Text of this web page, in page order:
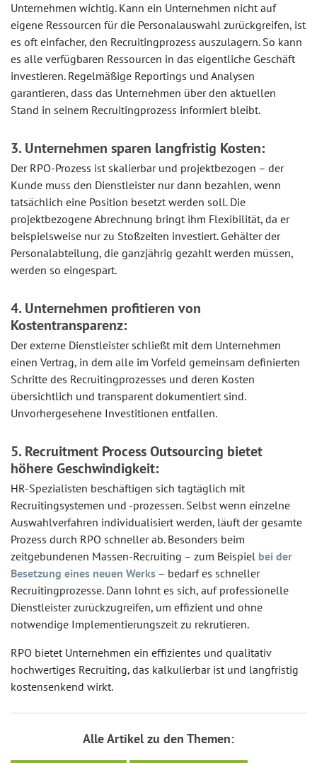
Unternehmen wichtig. Kann ein Unternehmen nicht auf
eigene Ressourcen für die Personalauswahl zurückgreifen, ist
es oft einfacher, den Recruitingprozess auszulagern. So kann
es alle verfügbaren Ressourcen in das eigentliche Geschäft
investieren. Regelmäßige Reportings und Analysen
garantieren, dass das Unternehmen über den aktuellen
Stand in seinem Recruitingprozess informiert bleibt.
3. Unternehmen sparen langfristig Kosten:
Der RPO-Prozess ist skalierbar und projektbezogen – der
Kunde muss den Dienstleister nur dann bezahlen, wenn
tatsächlich eine Position besetzt werden soll. Die
projektbezogene Abrechnung bringt ihm Flexibilität, da er
beispielsweise nur zu Stoßzeiten investiert. Gehälter der
Personalabteilung, die ganzjährig gezahlt werden müssen,
werden so eingespart.
4. Unternehmen profitieren von
Kostentransparenz:
Der externe Dienstleister schließt mit dem Unternehmen
einen Vertrag, in dem alle im Vorfeld gemeinsam definierten
Schritte des Recruitingprozesses und deren Kosten
übersichtlich und transparent dokumentiert sind.
Unvorhergesehene Investitionen entfallen.
5. Recruitment Process Outsourcing bietet
höhere Geschwindigkeit:
HR-Spezialisten beschäftigen sich tagtäglich mit
Recruitingsystemen und -prozessen. Selbst wenn einzelne
Auswahlverfahren individualisiert werden, läuft der gesamte
Prozess durch RPO schneller ab. Besonders beim
zeitgebundenen Massen-Recruiting – zum Beispiel bei der
Besetzung eines neuen Werks – bedarf es schneller
Recruitingprozesse. Dann lohnt es sich, auf professionelle
Dienstleister zurückzugreifen, um effizient und ohne
notwendige Implementierungszeit zu rekrutieren.
RPO bietet Unternehmen ein effizientes und qualitativ
hochwertiges Recruiting, das kalkulierbar ist und langfristig
kostensenkend wirkt.
Alle Artikel zu den Themen: